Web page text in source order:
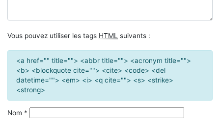
Vous pouvez utiliser les tags HTML suivants :
<a href="" title=""> <abbr title=""> <acronym title="">
<b> <blockquote cite=""> <cite> <code> <del
datetime=""> <em> <i> <q cite=""> <s> <strike>
<strong>
Nom *